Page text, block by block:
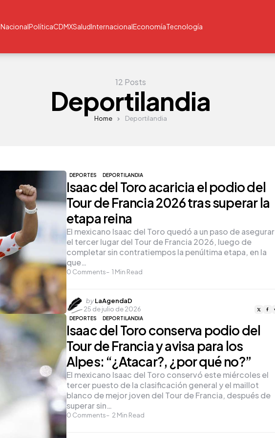
NacionalPolíticaCDMXSaludInternacionalEconomíaTecnología
12 Posts
Deportilandia
Home Deportilandia
DEPORTES DEPORTILANDIA
Isaac del Toro acaricia el podio del
Tour de Francia 2026 tras superar la
etapa reina
0 Comments 1 Min Read
El mexicano Isaac del Toro quedó a un paso de asegurar
el tercer lugar del Tour de Francia 2026, luego de
completar sin contratiempos la penúltima etapa, en la
que…
Posted
by
by LaAgendaD
25 de julio de 2026
DEPORTES DEPORTILANDIA
Isaac del Toro conserva podio del
Tour de Francia y avisa para los
Alpes: “¿Atacar?, ¿por qué no?”
0 Comments 2 Min Read
El mexicano Isaac del Toro conservó este miércoles el
tercer puesto de la clasificación general y el maillot
blanco de mejor joven del Tour de Francia, después de
superar sin…